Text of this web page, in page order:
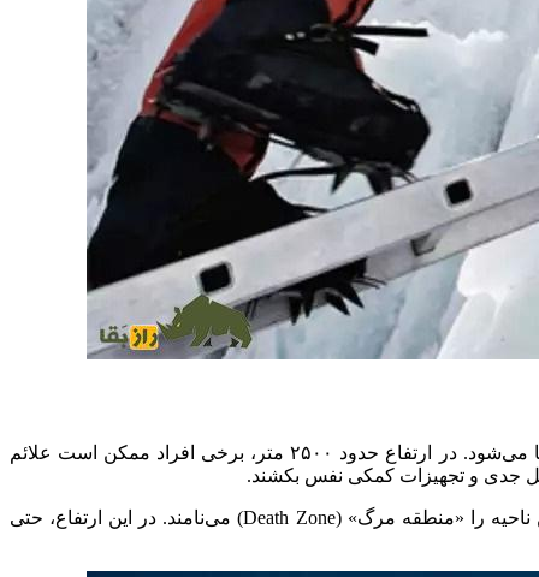
وقتی ارتفاع از سطح دریا افزایش می‌یابد، فشار هوا به تدریج کاهش پیدا می‌کند و در نتیجه، اکسیژن کمتری وارد ریه‌ها می‌شود. در ارتفاع حدود ۲۵۰۰ متر، برخی افراد ممکن است علائم
اما از ارتفاع ۵۵۰۰ متر به بالا، وضعیت بحرانی‌تر می‌شود. در حدود ۷۵۰۰ متر، بدن دیگر نمی‌تواند خود را با کمبود اکسیژن تطبیق دهد؛ این ناحیه را «منطقه مرگ» (Death Zone) می‌نامند. در این ارتفاع، حتی